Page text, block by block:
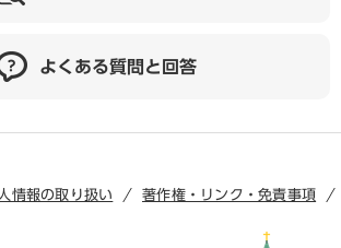
よくある質問と回答
情報の取り扱い
著作権・リンク・免責事項